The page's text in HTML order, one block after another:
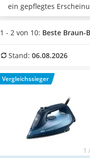
Milchaufschäumer
Kondenstrockner
Reiskocher
Tierhaarstaubsauger
Nespresso-Maschine
Messerschärfer
ein gepflegtes
verschiedene
schonendes Bügeln.
starken Dampffunktion
Glättung, damit Ihre
Überzeugt hat uns hier
Braun TexStyle 7
Eigenschaften.
1 - 2 von 10: Beste Braun-
Stand: 06.08.2026
Vergleichssieger
1